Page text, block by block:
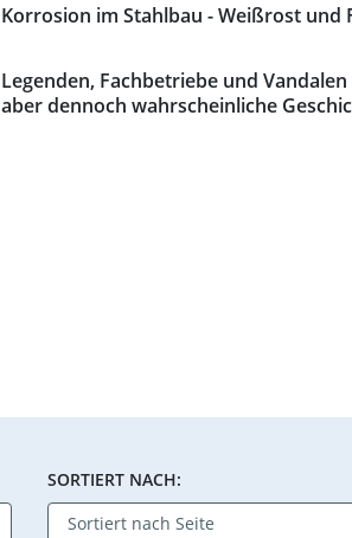
Korrosion im Stahlbau - Weißrost und
Legenden, Fachbetriebe und
aber dennoch wahrscheinliche
SORTIERT NACH: